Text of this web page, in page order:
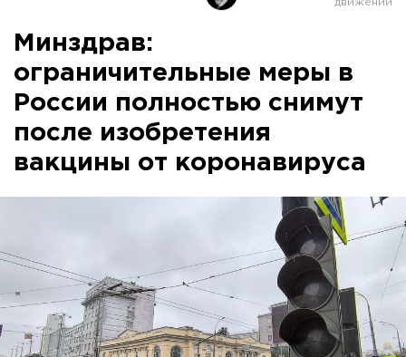
Минздрав:
ограничительные меры в
России полностью снимут
после изобретения
вакцины от коронавируса